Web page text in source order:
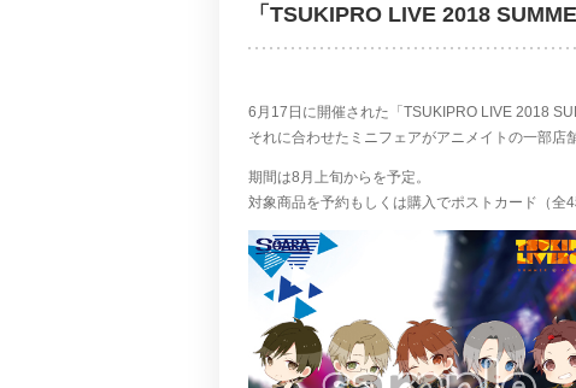
「TSUKIPRO LIVE 2018
6月17日に開催された「TSUKIPRO LIVE 2018
それに合わせたミニフェアがアニメイトの一部店
期間は8月上旬からを予定。
対象商品を予約もしくは購入でポストカード（全